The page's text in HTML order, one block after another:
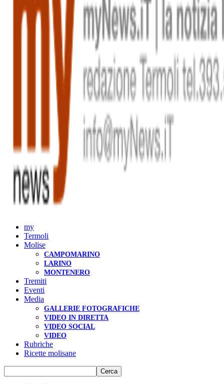
my
Termoli
Molise
CAMPOMARINO
LARINO
MONTENERO
Tremiti
Eventi
Media
GALLERIE FOTOGRAFICHE
VIDEO IN DIRETTA
VIDEO SOCIAL
VIDEO
Rubriche
Ricette molisane